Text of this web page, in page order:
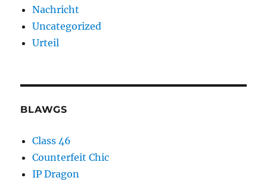
Nachricht
Uncategorized
Urteil
BLAWGS
Class 46
Counterfeit Chic
IP Dragon